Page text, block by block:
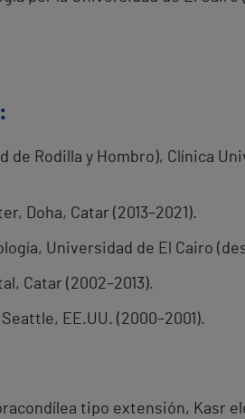
Rodilla y Hombro), Clínica
Doha, Catar (2013–2021).
Universidad de El Cairo
Catar (2002–2013).
EE.UU. (2000–2001).
tipo extensión, Kasr